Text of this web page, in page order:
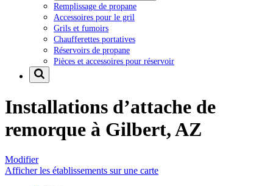
Remplissage de propane
Accessoires pour le gril
Grils et fumoirs
Chaufferettes portatives
Réservoirs de propane
Pièces et accessoires pour réservoir
Installations d’attache de
remorque à Gilbert, AZ
Modifier
Afficher les établissements sur une carte